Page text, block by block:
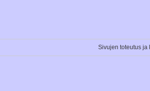
Sivujen toteutus ja